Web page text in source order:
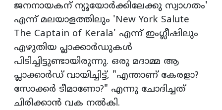
ജനനായകന് ന്യൂയോർക്കിലേക്കു സ്വാഗതം'
എന്ന് മലയാളത്തിലും 'New York Salute
The Captain of Kerala' എന്ന് ഇംഗ്ലീഷിലും
എഴുതിയ പ്ലാക്കാർഡുകൾ
പിടിച്ചിട്ടുണ്ടായിരുന്നു. ഒരു മദാമ്മ ആ
പ്ലാക്കാർഡ് വായിച്ചിട്ട്, "എന്താണ് കേരളാ?
സോക്കർ ടീമാണോ?" എന്നു ചോദിച്ചത്
ചിരിക്കാൻ വക നൽകി.